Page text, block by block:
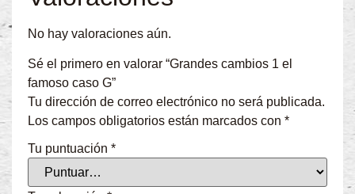
No hay valoraciones aún.
Sé el primero en valorar “Grandes cambios 1 el
famoso caso G”
Tu dirección de correo electrónico no será publicada.
Los campos obligatorios están marcados con *
Tu puntuación *